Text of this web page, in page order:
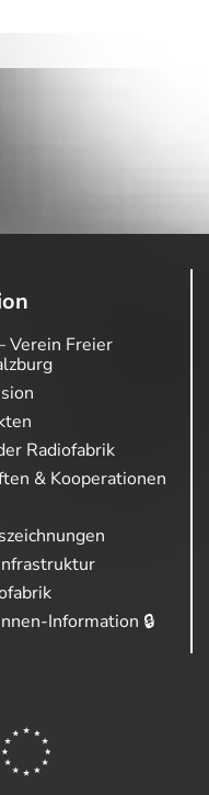
Verein Freier
Radiofabrik
& Kooperationen
Information 🔒